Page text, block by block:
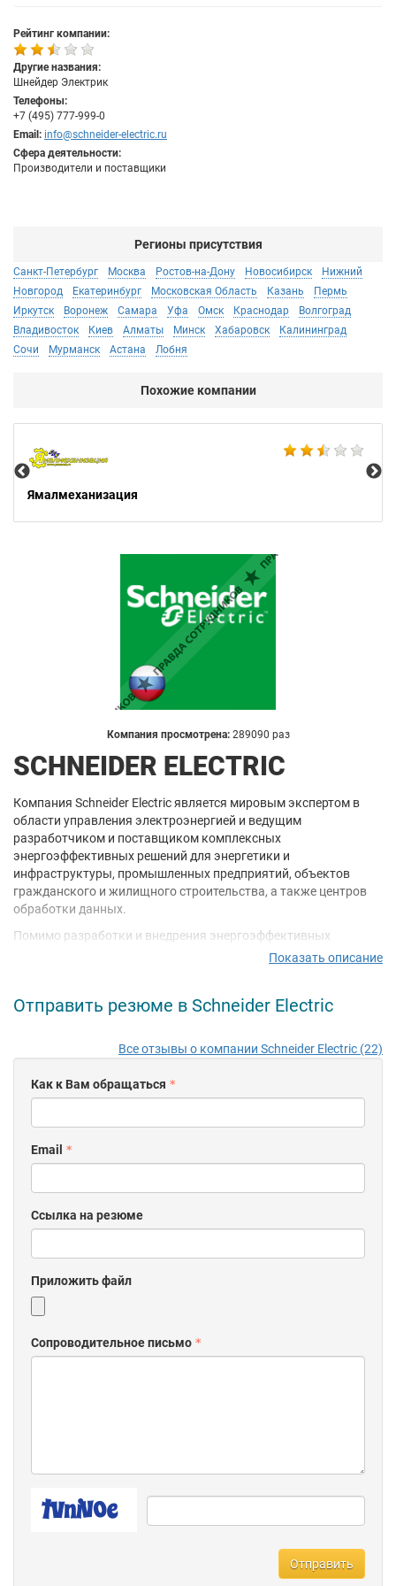
Рейтинг компании:
Другие названия:
Шнейдер Электрик
Телефоны:
+7 (495) 777-999-0
Email: info@schneider-electric.ru
Сфера деятельности:
Производители и поставщики
Регионы присутствия
Санкт-Петербург Москва Ростов-на-Дону Новосибирск
Нижний
Новгород
Екатеринбург Московская Область Казань
Пермь
Иркутск
Воронеж Самара Уфа Омск Краснодар
Волгоград
Владивосток
Киев Алматы Минск Хабаровск
Калининград
Сочи
Мурманск Астана Лобня
Похожие компании
Ямалмеханизация
Компания просмотрена: 289090 раз
SCHNEIDER ELECTRIC
Компания Schneider Electric является мировым экспертом в
области управления электроэнергией и ведущим
разработчиком и поставщиком комплексных
энергоэффективных решений для энергетики и
инфраструктуры, промышленных предприятий, объектов
гражданского и жилищного строительства, а также центров
обработки данных.
Помимо разработки и внедрения энергоэффективных
решений компания предлагает российским клиентам
технологий и обучение.
Численность персонала Schneider Electric в России составляет
научно-исследовательским центром и 3 логистическими
центрами. Офисы компании работают в 31 городе.
Основные показатели Schneider Electric в мире:
Оборот в 2013 году: 24 млрд. евро
Дистрибьюторская сеть в 190 странах
Научно-исследовательские центры в 25 странах
Более 200 заводов по всему миру
Акции Schneider Electric котируются на Парижской
фондовой бирже - CAC40
устройств низкого и среднего напряжения (ячейки SM6,
товаров России» в номинации «Промышленные товары
для населения». Завод производит каждую третью
розетку или выключатель, проданную в России
г. Коммунар (Ленинградская область) – завод по
производству элегазовых моноблоков RM6 —
высоковольтного оборудования, применяемого в
распределительных сетях для электроснабжения
Показать описание
Отправить резюме в Schneider Electric
Все отзывы о компании Schneider Electric (22)
Как к Вам обращаться
Email
Ссылка на резюме
Приложить файл
Сопроводительное письмо
Отправить